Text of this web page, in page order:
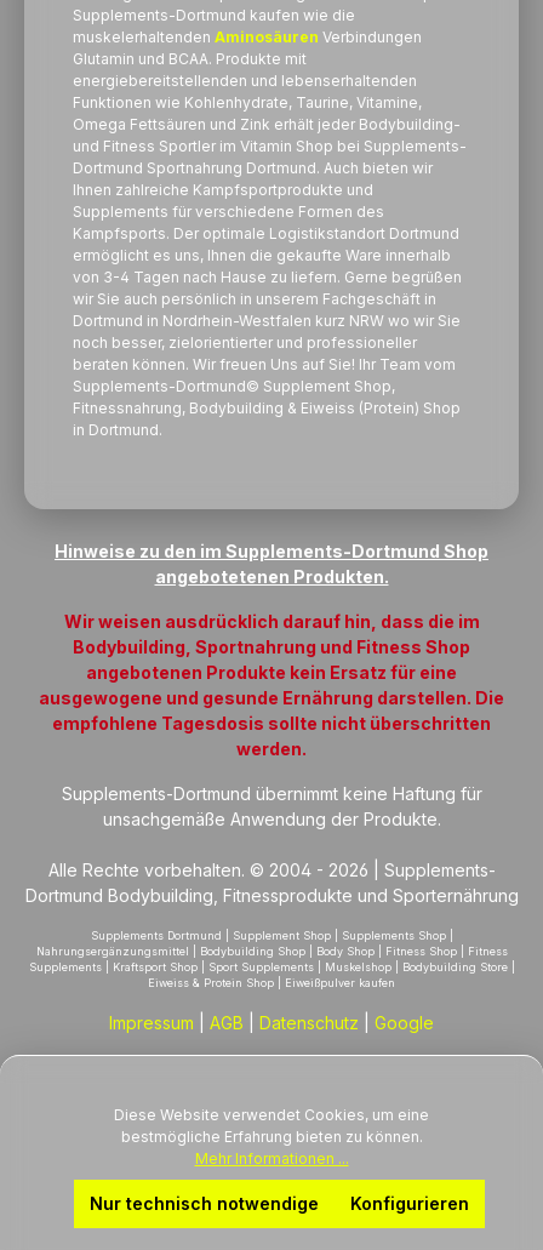
Supplements-Dortmund kaufen wie die
muskelerhaltenden Aminosäuren Verbindungen
Glutamin und BCAA. Produkte mit
energiebereitstellenden und lebenserhaltenden
Funktionen wie Kohlenhydrate, Taurine, Vitamine,
Omega Fettsäuren und Zink erhält jeder Bodybuilding-
und Fitness Sportler im Vitamin Shop bei Supplements-
Dortmund Sportnahrung Dortmund. Auch bieten wir
Ihnen zahlreiche Kampfsportprodukte und
Supplements für verschiedene Formen des
Kampfsports. Der optimale Logistikstandort Dortmund
ermöglicht es uns, Ihnen die gekaufte Ware innerhalb
von 3-4 Tagen nach Hause zu liefern. Gerne begrüßen
wir Sie auch persönlich in unserem Fachgeschäft in
Dortmund in Nordrhein-Westfalen kurz NRW wo wir Sie
noch besser, zielorientierter und professioneller
beraten können. Wir freuen Uns auf Sie! Ihr Team vom
Supplements-Dortmund© Supplement Shop,
Fitnessnahrung, Bodybuilding & Eiweiss (Protein) Shop
in Dortmund.
Hinweise zu den im Supplements-Dortmund Shop
angebotetenen Produkten.
Wir weisen ausdrücklich darauf hin, dass die im
Bodybuilding, Sportnahrung und Fitness Shop
angebotenen Produkte kein Ersatz für eine
ausgewogene und gesunde Ernährung darstellen. Die
empfohlene Tagesdosis sollte nicht überschritten
werden.
Supplements-Dortmund übernimmt keine Haftung für
unsachgemäße Anwendung der Produkte.
Alle Rechte vorbehalten. © 2004 - 2026 | Supplements-
Dortmund Bodybuilding, Fitnessprodukte und Sporternährung
Supplements Dortmund | Supplement Shop | Supplements Shop |
Nahrungsergänzungsmittel | Bodybuilding Shop | Body Shop | Fitness Shop | Fitness
Supplements | Kraftsport Shop | Sport Supplements | Muskelshop | Bodybuilding Store |
Eiweiss & Protein Shop | Eiweißpulver kaufen
Impressum AGB Datenschutz Google
Diese Website verwendet Cookies, um eine
bestmögliche Erfahrung bieten zu können.
Mehr Informationen ...
Nur technisch notwendige Konfigurieren